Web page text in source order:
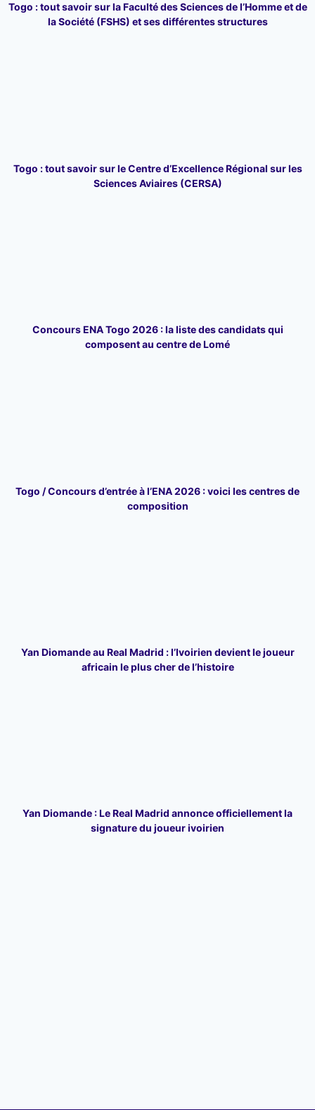
Togo : tout savoir sur la Faculté des Sciences de l’Homme et de
la Société (FSHS) et ses différentes structures
Togo : tout savoir sur le Centre d’Excellence Régional sur les
Sciences Aviaires (CERSA)
Concours ENA Togo 2026 : la liste des candidats qui
composent au centre de Lomé
Togo / Concours d’entrée à l’ENA 2026 : voici les centres de
composition
Yan Diomande au Real Madrid : l’Ivoirien devient le joueur
africain le plus cher de l’histoire
Yan Diomande : Le Real Madrid annonce officiellement la
signature du joueur ivoirien